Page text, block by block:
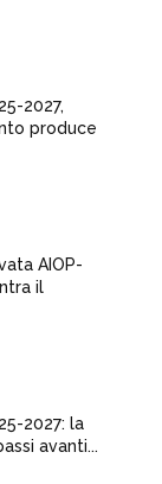
2027,
produce
AIOP-
il
2027: la
avanti...